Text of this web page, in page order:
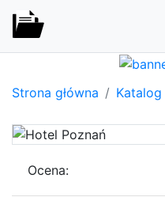
Strona główna Katalog
Ocena: